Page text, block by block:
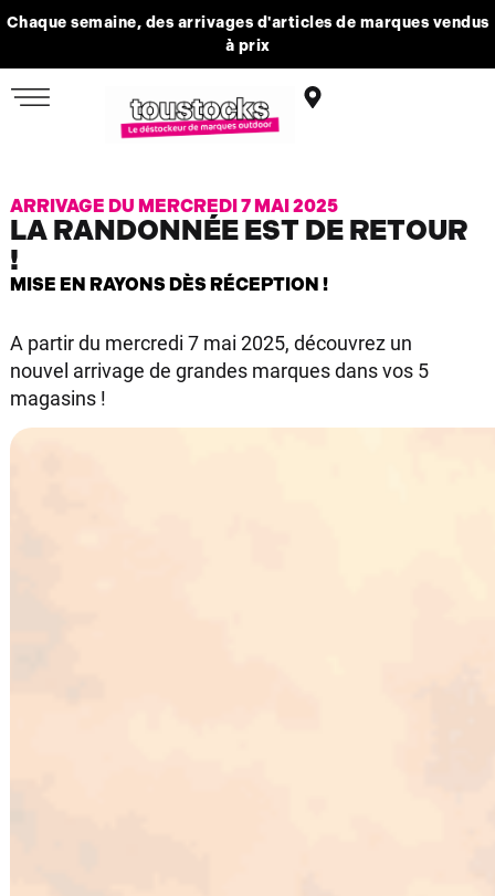
Chaque semaine, des arrivages d'articles de marques vendus
à prix
ARRIVAGE DU MERCREDI 7 MAI 2025
LA RANDONNÉE EST DE RETOUR
!
MISE EN RAYONS DÈS RÉCEPTION !
A partir du mercredi 7 mai 2025, découvrez un
nouvel arrivage de grandes marques dans vos 5
magasins !